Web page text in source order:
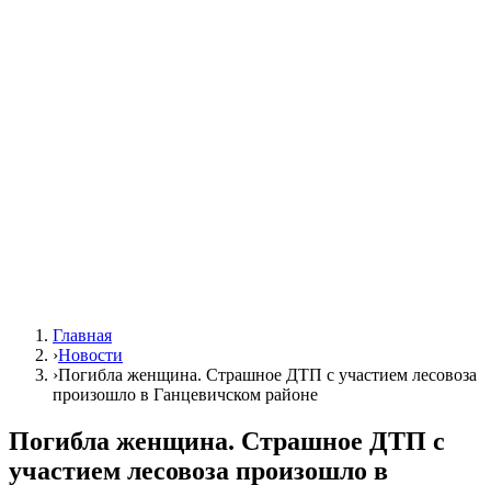
Главная
›Новости
›Погибла женщина. Страшное ДТП с участием лесовоза
произошло в Ганцевичском районе
Погибла женщина. Страшное ДТП с
участием лесовоза произошло в